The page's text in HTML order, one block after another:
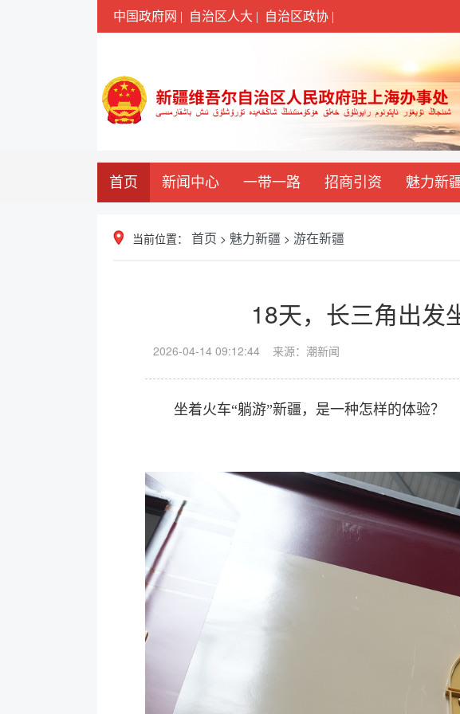
中国政府网 | 自治区人大 | 自治区政协 |
首页 新闻中心 一带一路 招商引资 魅力新
当前位置： 首页 > 魅力新疆 > 游在新疆
18天，长三角出发
2026-04-14 09:12:44 来源：潮新闻
坐着火车“躺游”新疆，是一种怎样的体验？